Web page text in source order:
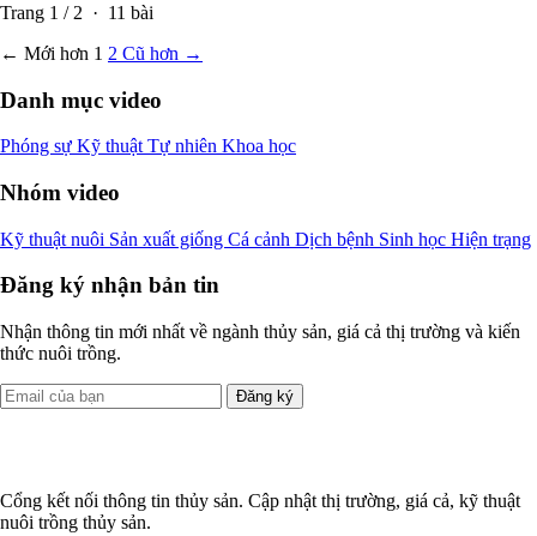
Trang 1 / 2 · 11 bài
← Mới hơn 1 2 Cũ hơn →
Danh mục video
Phóng sự Kỹ thuật Tự nhiên Khoa học
Nhóm video
Kỹ thuật nuôi Sản xuất giống Cá cảnh Dịch bệnh Sinh học Hiện trạng
Đăng ký nhận bản tin
Nhận thông tin mới nhất về ngành thủy sản, giá cả thị trường và kiến
thức nuôi trồng.
Đăng ký
Cổng kết nối thông tin thủy sản. Cập nhật thị trường, giá cả, kỹ thuật
nuôi trồng thủy sản.